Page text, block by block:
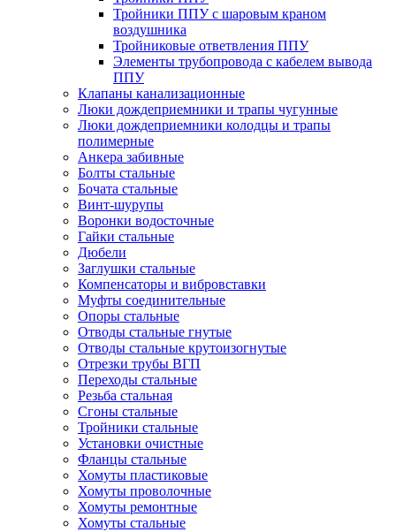
Тройники ППУ с шаровым краном
воздушника
Тройниковые ответвления ППУ
Элементы трубопровода с кабелем вывода
ППУ
Клапаны канализационные
Люки дождеприемники и трапы чугунные
Люки дождеприемники колодцы и трапы
полимерные
Анкера забивные
Болты стальные
Бочата стальные
Винт-шурупы
Воронки водосточные
Гайки стальные
Дюбели
Заглушки стальные
Компенсаторы и вибровставки
Муфты соединительные
Опоры стальные
Отводы стальные гнутые
Отводы стальные крутоизогнутые
Отрезки трубы ВГП
Переходы стальные
Резьба стальная
Сгоны стальные
Тройники стальные
Установки очистные
Фланцы стальные
Хомуты пластиковые
Хомуты проволочные
Хомуты ремонтные
Хомуты стальные